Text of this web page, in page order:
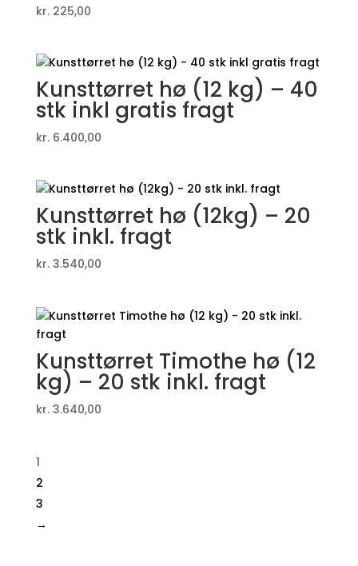
kr.225,00
Kunsttørret hø (12 kg) – 40
stk inkl gratis fragt
kr.6.400,00
Kunsttørret hø (12kg) – 20
stk inkl. fragt
kr.3.540,00
Kunsttørret Timothe hø (12
kg) – 20 stk inkl. fragt
kr.3.640,00
1
2
3
→